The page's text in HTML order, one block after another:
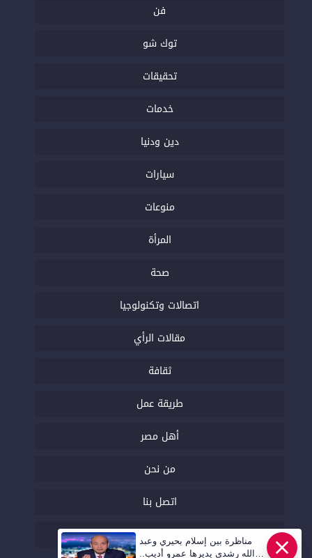
فن
توك شو
تحقيقات
خدمات
دين ودنيا
سيارات
منوعات
المرأة
صحة
اتصالات وتكنولوجيا
مقالات الرأي
ثقافة
طريقة عمل
أهل مصر
من نحن
اتصل بنا
السياسة التحريرية
مناظرة بين إسلام بحيري وعبد
الله رشدي يديرها عمرو أديب..